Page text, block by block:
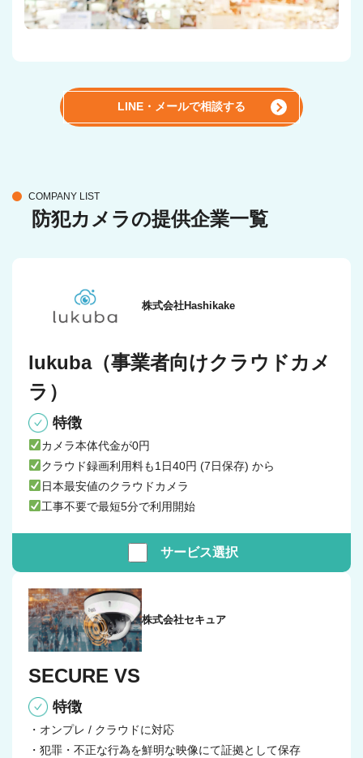
LINE・メールで相談する
COMPANY LIST
防犯カメラの提供企業一覧
株式会社Hashikake
lukuba（事業者向けクラウドカメ
ラ）
特徴
カメラ本体代金が0円
クラウド録画利用料も1日40円 (7日保存) から
日本最安値のクラウドカメラ
工事不要で最短5分で利用開始
サービス選択
株式会社セキュア
SECURE VS
特徴
・オンプレ / クラウドに対応
・犯罪・不正な行為を鮮明な映像にて証拠として保存